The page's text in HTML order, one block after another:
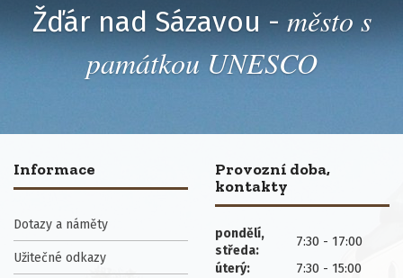
Žďár nad Sázavou - město s
památkou UNESCO
Informace
Dotazy a náměty
Užitečné odkazy
Provozní doba,
kontakty
pondělí,
středa:
7:30 - 17:00
úterý: 7:30 - 15:00